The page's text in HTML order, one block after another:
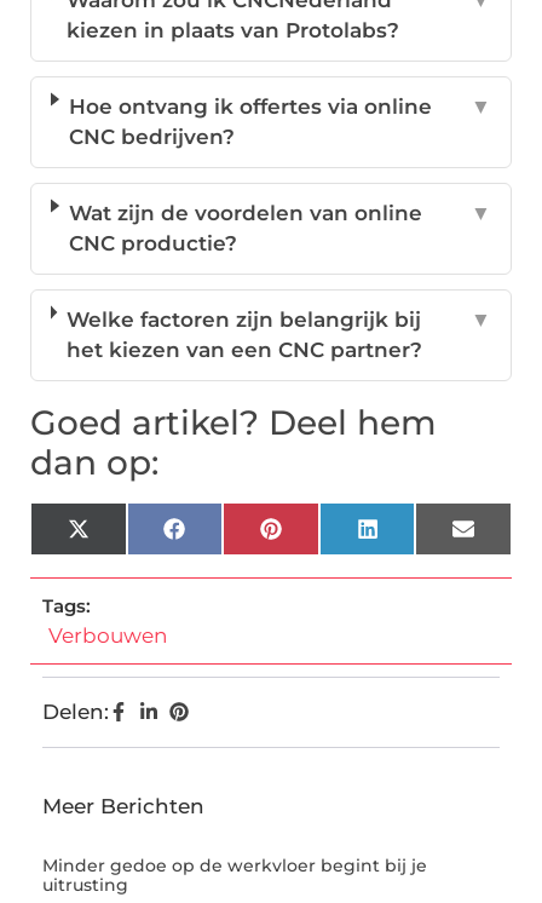
kiezen in plaats van Protolabs?
Hoe ontvang ik offertes via online
CNC bedrijven?
▼
Wat zijn de voordelen van online
CNC productie?
▼
Welke factoren zijn belangrijk bij
het kiezen van een CNC partner?
▼
Goed artikel? Deel hem
dan op:
X
(Twitter)
FacebookPinterestLinkedInEmail
Tags:
Verbouwen
Delen:
Meer Berichten
Minder gedoe op de werkvloer begint bij je
uitrusting